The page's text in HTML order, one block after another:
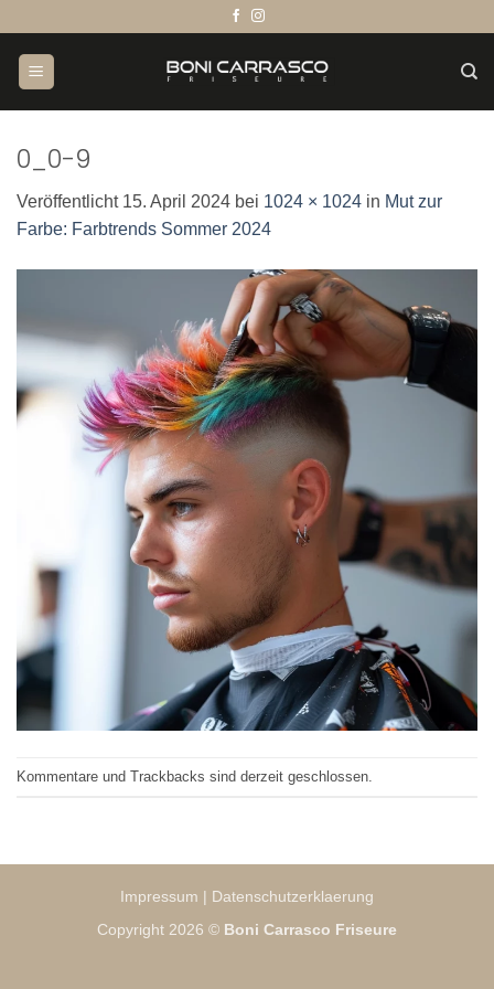
springen
0_0-9
Veröffentlicht 15. April 2024 bei 1024 × 1024 in Mut zur
Farbe: Farbtrends Sommer 2024
Kommentare und Trackbacks sind derzeit geschlossen.
Impressum | Datenschutzerklaerung
Copyright 2026 © Boni Carrasco Friseure